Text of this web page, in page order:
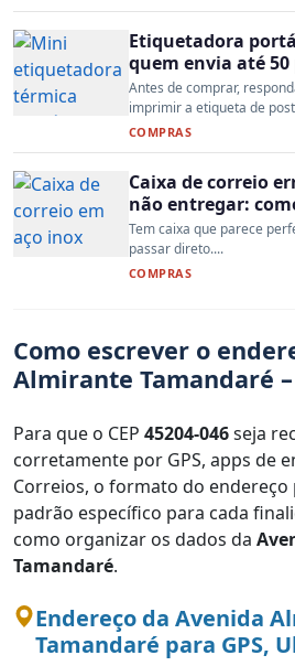
Etiquetadora
quem envia até
Antes de comprar,
imprimir a etiqueta de
COMPRAS
Caixa de correio
não entregar:
Tem caixa que parece
passar direto....
COMPRAS
Como escrever o
Almirante Tamandaré –
Para que o CEP 45204-046seja
corretamente por GPS, apps de
Correios, o formato do endereço
padrão específico para cada
como organizar os dados da
Tamandaré.
Endereço da Avenida
Tamandaré para GPS,